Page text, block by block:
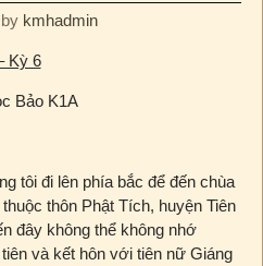
by kmhadmin
Kỳ 6
Bảo K1A
tôi đi lên phía bắc để đến chùa
thôn Phật Tích, huyện Tiên
đây không thể không nhớ
và kết hôn với tiên nữ Giáng